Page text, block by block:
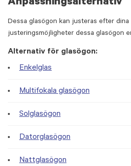
Anpassningsalternativ
Dessa glasögon kan justeras efter dina
justeringsmöjligheter dessa glasögon
Alternativ för glasögon:
Enkelglas
Multifokala glasögon
Solglasögon
Datorglasögon
Nattglasögon